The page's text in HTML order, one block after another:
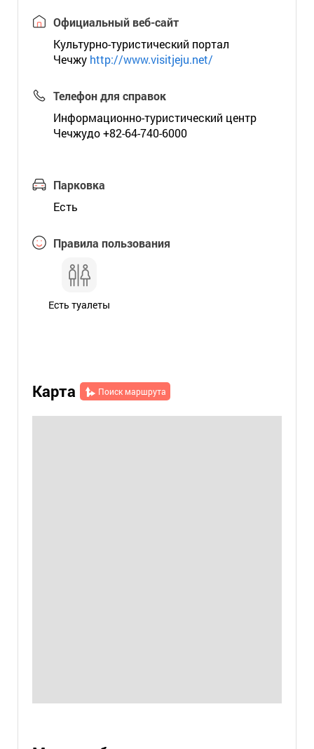
Официальный веб-сайт
Культурно-туристический портал
Чечжу http://www.visitjeju.net/
Телефон для справок
Информационно-туристический центр
Чечжудо +82-64-740-6000
Парковка
Есть
Правила пользования
Есть туалеты
Карта Поиск маршрута